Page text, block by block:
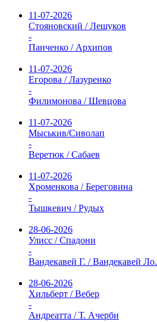
11-07-2026
Стояновский / Лешуков
-
Панченко / Архипов
11-07-2026
Егорова / Лазуренко
-
Филимонова / Шевцова
11-07-2026
Мыськив/Сиволап
-
Веретюк / Сабаев
11-07-2026
Хроменкова / Береговина
-
Тышкевич / Рудых
28-06-2026
Улисс / Спадони
-
Вандекавей Г. / Вандекавей Ло.
28-06-2026
Хильберт / Вебер
-
Андреатта / Т. Ачерби